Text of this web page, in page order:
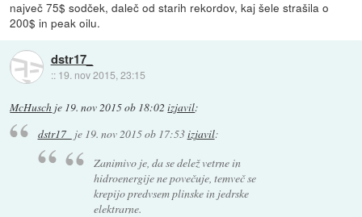
največ 75$ sodček, daleč od starih rekordov, kaj šele strašila o
200$ in peak oilu.
dstr17_
:: 19. nov 2015, 23:15
McHusch je 19. nov 2015 ob 18:02 izjavil:
dstr17_ je 19. nov 2015 ob 17:53izjavil:
Zanimivo je, da se delež vetrne in
hidroenergije ne povečuje, temveč se
krepijo predvsem plinske in jedrske
elektrarne.